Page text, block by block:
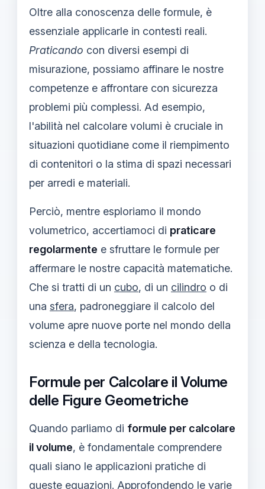
Oltre alla conoscenza delle formule, è
essenziale applicarle in contesti reali.
Praticando con diversi esempi di
misurazione, possiamo affinare le nostre
competenze e affrontare con sicurezza
problemi più complessi. Ad esempio,
l'abilità nel calcolare volumi è cruciale in
situazioni quotidiane come il riempimento
di contenitori o la stima di spazi necessari
per arredi e materiali.
Perciò, mentre esploriamo il mondo
volumetrico, accertiamoci di praticare
regolarmente e sfruttare le formule per
affermare le nostre capacità matematiche.
Che si tratti di un cubo, di un cilindro o di
una sfera, padroneggiare il calcolo del
volume apre nuove porte nel mondo della
scienza e della tecnologia.
Formule per Calcolare il Volume
delle Figure Geometriche
Quando parliamo di formule per calcolare
il volume, è fondamentale comprendere
quali siano le applicazioni pratiche di
queste equazioni. Approfondendo le varie